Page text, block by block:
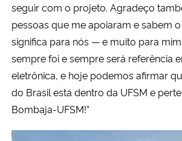
seguir com o projeto. Agradeço
pessoas que me apoiaram e sabem
significa para nós — e muito para
sempre foi e sempre será referência
eletrônica, e hoje podemos afirmar
do Brasil está dentro da UFSM e
Bombaja-UFSM!”